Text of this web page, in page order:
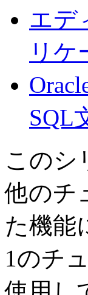
エデ
リ
SQL
このシ
他のチ
た機能
1のチ